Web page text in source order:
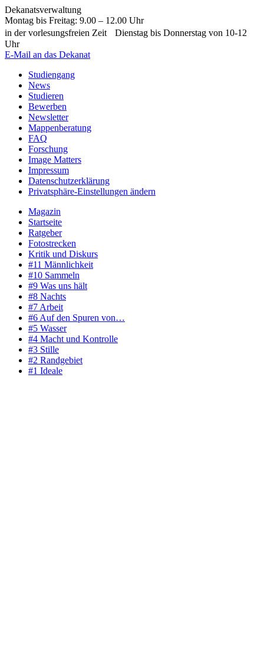
Dekanatsverwaltung
Montag bis Freitag: 9.00 – 12.00 Uhr
in der vorlesungsfreien Zeit Dienstag bis Donnerstag von 10-12
Uhr
E-Mail an das Dekanat
Studiengang
News
Studieren
Bewerben
Newsletter
Mappenberatung
FAQ
Forschung
Image Matters
Impressum
Datenschutzerklärung
Privatsphäre-Einstellungen ändern
Magazin
Startseite
Ratgeber
Fotostrecken
Kritik und Diskurs
#11 Männlichkeit
#10 Sammeln
#9 Was uns hält
#8 Nachts
#7 Arbeit
#6 Auf den Spuren von…
#5 Wasser
#4 Macht und Kontrolle
#3 Stille
#2 Randgebiet
#1 Ideale